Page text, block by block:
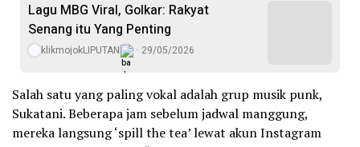
Lagu MBG Viral, Golkar: Rakyat
Senang itu Yang Penting
klikmojokLIPUTAN 29/05/2026
Salah satu yang paling vokal adalah grup musik punk,
Sukatani. Beberapa jam sebelum jadwal manggung,
mereka langsung ‘spill the tea’ lewat akun Instagram